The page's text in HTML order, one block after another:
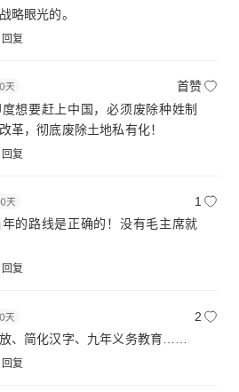
略眼光的。
回复
首赞
想要赶上中国，必须废除种姓制
革，彻底废除土地私有化！
回复
1
的路线是正确的！没有毛主席就
回复
2
、简化汉字、九年义务教育……
回复